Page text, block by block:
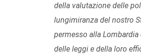
della valutazione delle
lungimiranza del nostro
permesso alla
delle leggi e della loro